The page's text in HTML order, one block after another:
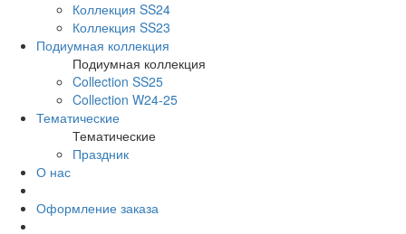
Коллекция SS24
Коллекция SS23
Подиумная коллекция
Подиумная коллекция
Collection SS25
Collection W24-25
Тематические
Тематические
Праздник
О нас
Оформление заказа